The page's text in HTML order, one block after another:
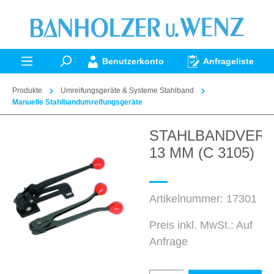
springen
Benutzerkonto Anfrageliste
Produkte
Umreifungsgeräte & Systeme Stahlband
Manuelle Stahlbandumreifungsgeräte
13 MM (C 3105)
Artikelnummer: 17301
Preis inkl. MwSt.: Auf
Anfrage